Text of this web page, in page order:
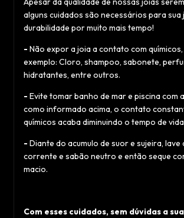
alguns cuidados são necessários para
durabilidade por muito mais tempo!
- Não expor a joia a contato com
exemplo: Cloro, shampoo, sabonete,
hidratantes, entre outros.
- Evite tomar banho de mar e piscina com
como informado acima, o contato
químicos acaba diminuindo o tempo de
- Diante do acumulo de suor e sujeira, lave
corrente e sabão neutro e então seque
macio.
Com esses cuidados, sem dúvidas a